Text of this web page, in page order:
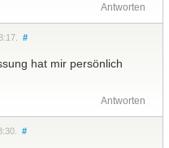
Antworten
#
hat mir persönlich
Antworten
#